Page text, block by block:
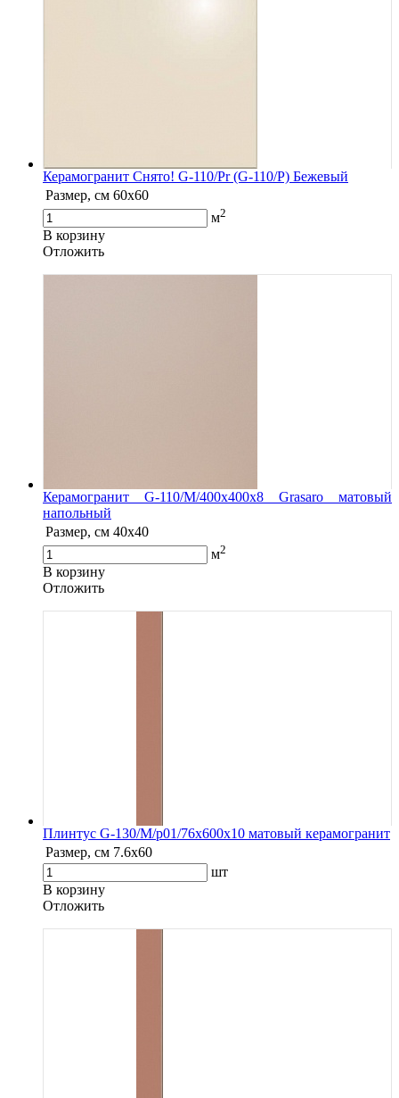
Керамогранит Снято! G-110/Pr (G-110/P) Бежевый
Размер, см 60х60
м2
В корзину
Oтложить
Керамогранит G-110/M/400x400x8 Grasaro матовый
напольный
Размер, см 40x40
м2
В корзину
Oтложить
Плинтус G-130/М/p01/76x600x10 матовый керамогранит
Размер, см 7.6х60
шт
В корзину
Oтложить